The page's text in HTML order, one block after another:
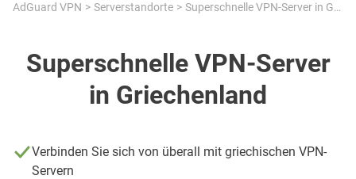
AdGuard VPN Serverstandorte Superschnelle VPN-Server in Griechenland
Superschnelle VPN-Server
in Griechenland
Verbinden Sie sich von überall mit griechischen VPN-
Servern